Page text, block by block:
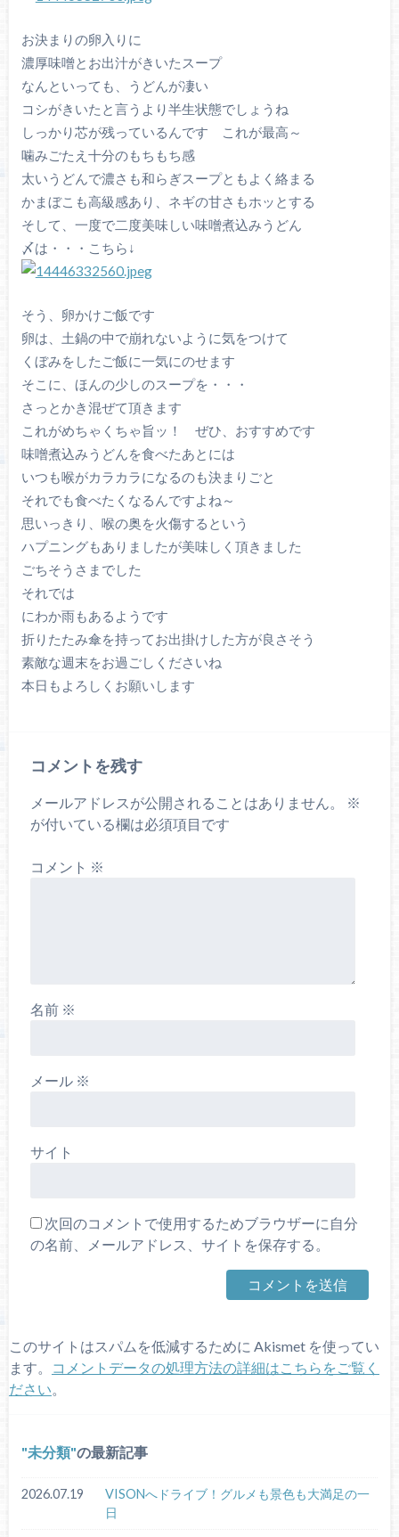
お決まりの卵入りに
濃厚味噌とお出汁がきいたスープ
なんといっても、うどんが凄い
コシがきいたと言うより半生状態でしょうね
しっかり芯が残っているんです これが最高～
噛みごたえ十分のもちもち感
太いうどんで濃さも和らぎスープともよく絡まる
かまぼこも高級感あり、ネギの甘さもホッとする
そして、一度で二度美味しい味噌煮込みうどん
〆は・・・こちら↓
そう、卵かけご飯です
卵は、土鍋の中で崩れないように気をつけて
くぼみをしたご飯に一気にのせます
そこに、ほんの少しのスープを・・・
さっとかき混ぜて頂きます
これがめちゃくちゃ旨ッ！ ぜひ、おすすめです
味噌煮込みうどんを食べたあとには
いつも喉がカラカラになるのも決まりごと
それでも食べたくなるんですよね～
思いっきり、喉の奥を火傷するという
ハプニングもありましたが美味しく頂きました
ごちそうさまでした
それでは
にわか雨もあるようです
折りたたみ傘を持ってお出掛けした方が良さそう
素敵な週末をお過ごしくださいね
本日もよろしくお願いします
コメントを残す
メールアドレスが公開されることはありません。
※
が付いている欄は必須項目です
コメント ※
名前 ※
メール ※
サイト
次回のコメントで使用するためブラウザーに自分
の名前、メールアドレス、サイトを保存する。
このサイトはスパムを低減するために Akismet を使ってい
ます。
コメントデータの処理方法の詳細はこちらをご覧く
ださい
未分類 の最新記事
2026.07.19
VISONへドライブ！グルメも景色も大満足の一
日